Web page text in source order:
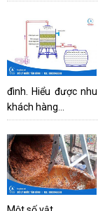
đình. Hiểu được
khách hàng...